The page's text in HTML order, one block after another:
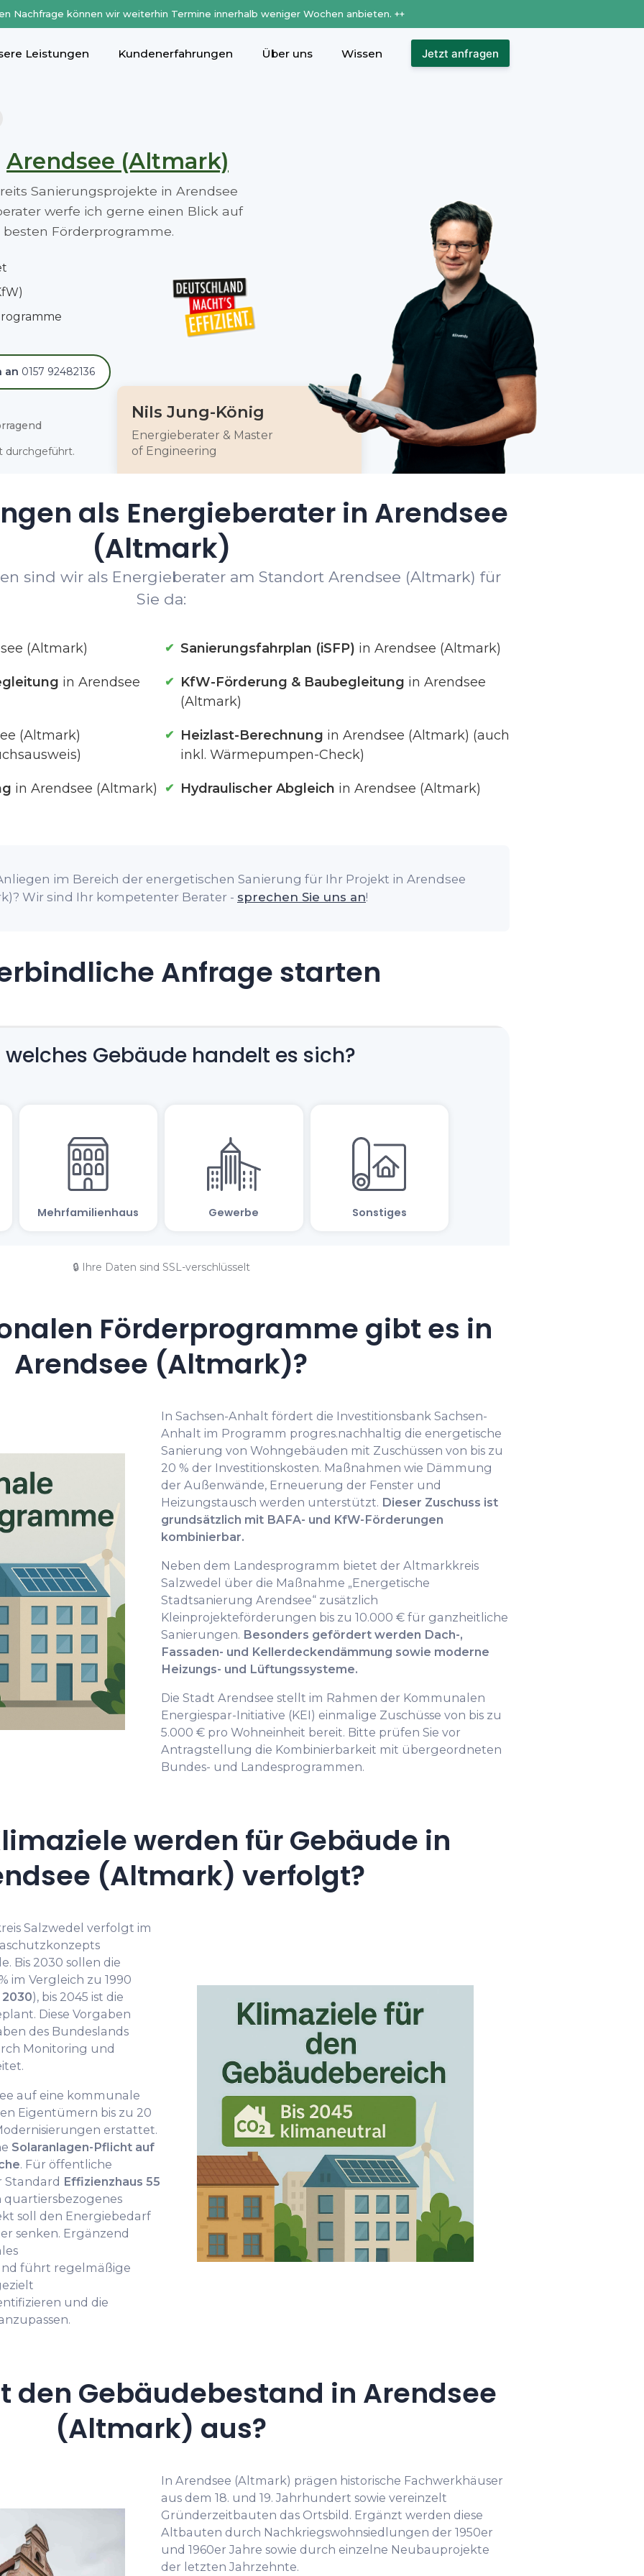
Nachfrage können wir weiterhin Termine innerhalb weniger Wochen anbieten. ++
Leistungen Kundenerfahrungen Über uns Wissen Jetzt anfragen
Arendsee (Altmark)
Sanierungsprojekte in Arendsee
werfe ich gerne einen Blick auf
Förderprogramme.
an 0157 92482136
durchgeführt.
Nils Jung-König
Energieberater & Master
of Engineering
als Energieberater in Arendsee
(Altmark)
sind wir als Energieberater am Standort Arendsee (Altmark) für
Sie da:
(Altmark) Sanierungsfahrplan (iSFP) in Arendsee (Altmark)
in Arendsee KfW-Förderung & Baubegleitung in Arendsee
(Altmark)
(Altmark)
Heizlast-Berechnung in Arendsee (Altmark) (auch
inkl. Wärmepumpen-Check)
in Arendsee (Altmark) Hydraulischer Abgleich in Arendsee (Altmark)
im Bereich der energetischen Sanierung für Ihr Projekt in Arendsee
Wir sind Ihr kompetenter Berater - sprechen Sie uns an!
Anfrage starten
🔒 Ihre Daten sind SSL-verschlüsselt
Förderprogramme gibt es in
Arendsee (Altmark)?
In Sachsen-Anhalt fördert die Investitionsbank Sachsen-
Anhalt im Programm progres.nachhaltig die energetische
Sanierung von Wohngebäuden mit Zuschüssen von bis zu
20 % der Investitionskosten. Maßnahmen wie Dämmung
der Außenwände, Erneuerung der Fenster und
Heizungstausch werden unterstützt. Dieser Zuschuss ist
grundsätzlich mit BAFA- und KfW-Förderungen
kombinierbar.
Neben dem Landesprogramm bietet der Altmarkkreis
Salzwedel über die Maßnahme „Energetische
Stadtsanierung Arendsee“ zusätzlich
Kleinprojekteförderungen bis zu 10.000 € für ganzheitliche
Sanierungen. Besonders gefördert werden Dach-,
Fassaden- und Kellerdeckendämmung sowie moderne
Heizungs- und Lüftungssysteme.
Die Stadt Arendsee stellt im Rahmen der Kommunalen
Energiespar-Initiative (KEI) einmalige Zuschüsse von bis zu
5.000 € pro Wohneinheit bereit. Bitte prüfen Sie vor
Antragstellung die Kombinierbarkeit mit übergeordneten
Bundes- und Landesprogrammen.
werden für Gebäude in
(Altmark) verfolgt?
Salzwedel verfolgt im
Bis 2030 sollen die
im Vergleich zu 1990
2030), bis 2045 ist die
Diese Vorgaben
des Bundeslands
Monitoring und
auf eine kommunale
Eigentümern bis zu 20
erstattet.
Solaranlagen-Pflicht auf
. Für öffentliche
Standard Effizienzhaus 55
soll den Energiebedarf
senken. Ergänzend
führt regelmäßige
und die
den Gebäudebestand in Arendsee
(Altmark) aus?
In Arendsee (Altmark) prägen historische Fachwerkhäuser
aus dem 18. und 19. Jahrhundert sowie vereinzelt
Gründerzeitbauten das Ortsbild. Ergänzt werden diese
Altbauten durch Nachkriegswohnsiedlungen der 1950er
und 1960er Jahre sowie durch einzelne Neubauprojekte
der letzten Jahrzehnte.